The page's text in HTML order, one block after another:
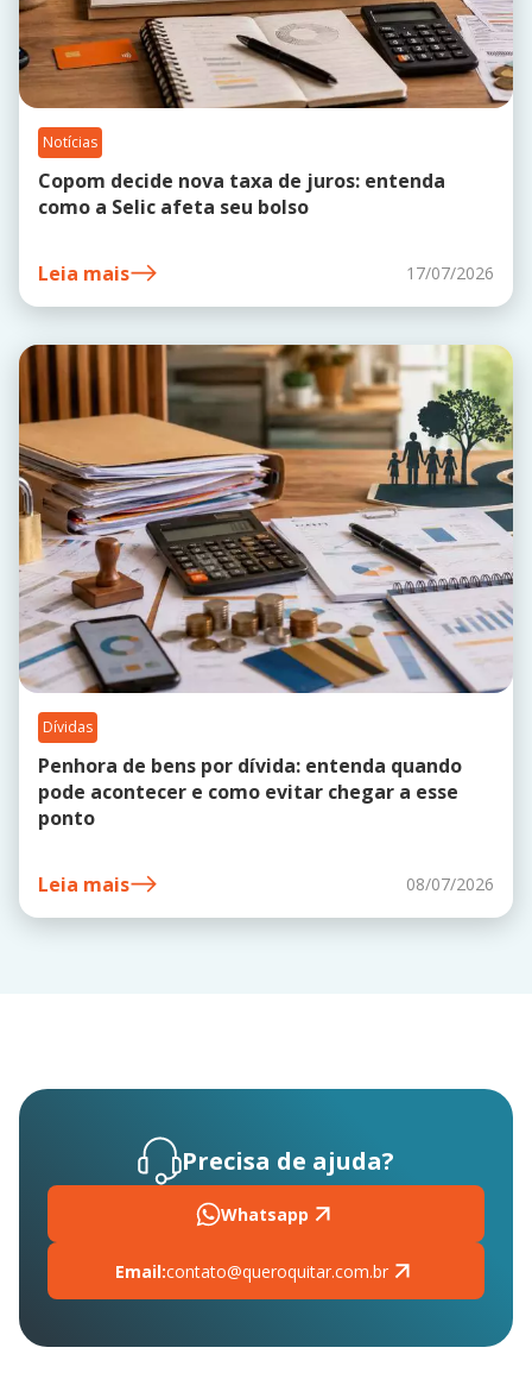
Notícias
Copom decide nova taxa de juros: entenda
como a Selic afeta seu bolso
Leia mais 17/07/2026
Dívidas
Penhora de bens por dívida: entenda quando
pode acontecer e como evitar chegar a esse
ponto
Leia mais 08/07/2026
Precisa de ajuda?
Whatsapp
Email:contato@queroquitar.com.br